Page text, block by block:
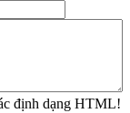
định dạng HTML!